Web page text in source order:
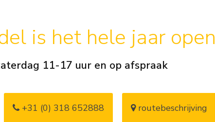
is het hele jaar open
11-17 uur en op afspraak
+31 (0) 318 652888 routebeschrijving